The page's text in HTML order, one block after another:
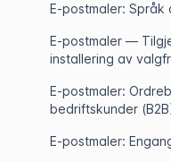
E-postmaler:
E-postmaler —
installering av
E-postmaler:
bedriftskunder
E-postmaler: